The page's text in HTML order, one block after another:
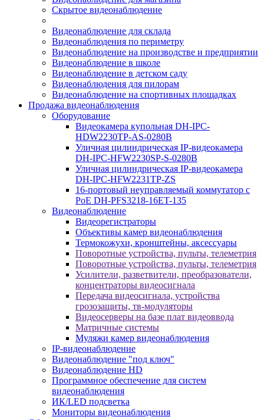
Скрытое видеонаблюдение
Видеонаблюдение для склада
Видеонаблюдения по периметру
Видеонаблюдение на производстве и предприятии
Видеонаблюдение в школе
Видеонаблюдение в детском саду
Видеонаблюдения для пилорам
Видеонаблюдение на спортивных площадках
Продажа видеонаблюдения
Оборудование
Видеокамера купольная DH-IPC-
HDW2230TP-AS-0280B
Уличная цилиндрическая IP-видеокамера
DH-IPC-HFW2230SP-S-0280B
Уличная цилиндрическая IP-видеокамера
DH-IPC-HFW2231TP-ZS
16-портовый неуправляемый коммутатор с
РоЕ DH-PFS3218-16ET-135
Видеонаблюдение
Видеорегистраторы
Объективы камер видеонаблюдения
Термокожухи, кронштейны, аксессуары
Поворотные устройства, пульты, телеметрия
Поворотные устройства, пульты, телеметрия
Усилители, разветвители, преобразователи,
концентраторы видеосигнала
Передача видеосигнала, устройства
грозозащиты, тв-модуляторы
Видеосерверы на базе плат видеоввода
Матричные системы
Муляжи камер видеонаблюдения
IP-видеонаблюдение
Видеонаблюдение "под ключ"
Видеонаблюдение HD
Программное обеспечение для систем
видеонаблюдения
ИК/LED подсветка
Мониторы видеонаблюдения